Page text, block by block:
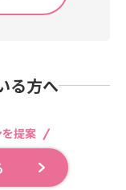
る方へ
提案